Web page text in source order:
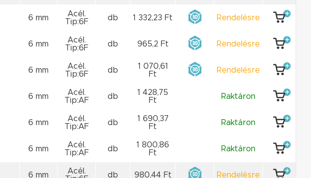
6 mm
Acél.
Tip:6F
db 1 332,23 Ft Rendelésre
6 mm
Acél.
Tip:6F
db 965,2 Ft Rendelésre
6 mm
Acél.
Tip:6F
db
1 070,61
Ft
Rendelésre
6 mm
Acél.
Tip:AF
db
1 428,75
Ft
Raktáron
6 mm
Acél.
Tip:AF
db
1 690,37
Ft
Raktáron
6 mm
Acél.
Tip:AF
db
1 800,86
Ft
Raktáron
6 mm
Acél.
db 980,44 Ft Rendelésre